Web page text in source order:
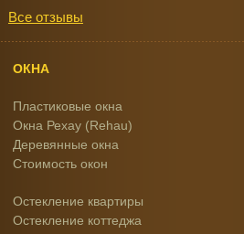
Все отзывы
ОКНА
Пластиковые окна
Окна Рехау (Rehau)
Деревянные окна
Стоимость окон
Остекление квартиры
Остекление коттеджа